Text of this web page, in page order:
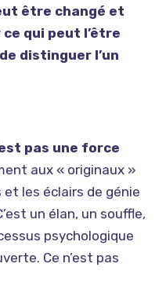
être changé et
qui peut l’être
distinguer l’un
pas une force
aux « originaux »
les éclairs de génie
un élan, un souffle,
psychologique
Ce n’est pas